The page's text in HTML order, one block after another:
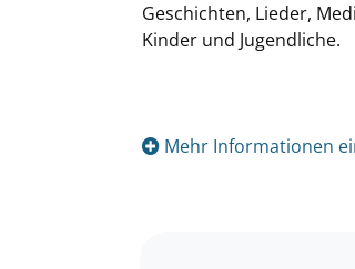
Geschichten, Lieder,
Kinder und Jugendliche.
Mehr Informationen